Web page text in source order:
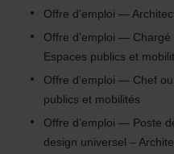
Offre d’emploi —
Offre d’emploi —
Espaces publics et
Offre d’emploi — Chef
publics et mobilités
Offre d’emploi — Poste
design universel –